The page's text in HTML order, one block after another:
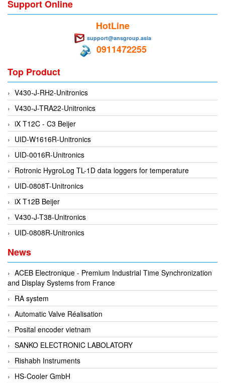
EMC PARTNER
Emotron
ENCEL Vietnam
Endress+Hauser
Enensys Vietnam
Enerdoor
Enerpac
ENERSYS
Enolgas
Envada
Environmental Compliance Products
EPC
Epro/Emerson
ERE WIRELESS
Erhardt-Leimer
Erhardt-Leimer
Erhardt-leimer
ERICHSEN
Erinda/Delta
ESA Automation Vietnam
Support Online
HotLine
support@ansgroup.asia
0911472255
Top Product
V430-J-RH2-Unitronics
V430-J-TRA22-Unitronics
iX T12C - C3 Beijer
UID-W1616R-Unitronics
UID-0016R-Unitronics
Rotronic HygroLog TL-1D data loggers for temperature
UID-0808T-Unitronics
iX T12B Beijer
V430-J-T38-Unitronics
UID-0808R-Unitronics
News
ACEB Electronique - Premium Industrial Time Synchronization
and Display Systems from France
RA system
Automatic Valve Réalisation
Posital encoder vietnam
SANKO ELECTRONIC LABOLATORY
Rishabh Instruments
HS-Cooler GmbH